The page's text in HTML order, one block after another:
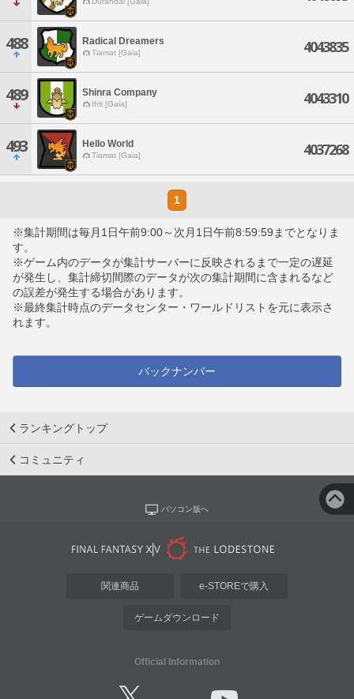
488 Radical Dreamers
Tiamat [Gaia] 4043835
489 Shinra Company
Ifrit [Gaia] 4043310
493 Hello World
Tiamat [Gaia] 4037268
1
※集計期間は毎月1日午前9:00～次月1日午前8:59:59までとなりま
す。
※ゲーム内のデータが集計サーバーに反映されるまで一定の遅延
が発生し、集計締切間際のデータが次の集計期間に含まれるなど
の誤差が発生する場合があります。
※最終集計時点のデータセンター・ワールドリストを元に表示さ
れます。
バックナンバー
ランキングトップ
コミュニティ
パソコン版へ
関連商品 e-STOREで購入
ゲームダウンロード
Official Information